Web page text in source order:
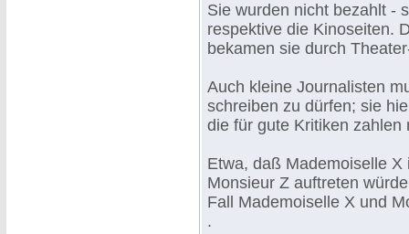
Sie wurden nicht bezahlt -
respektive die Kinoseiten.
bekamen sie durch
Auch kleine Journalisten
schreiben zu dürfen; sie
die für gute Kritiken
Etwa, daß Mademoiselle
Monsieur Z auftreten
Fall Mademoiselle X und
.